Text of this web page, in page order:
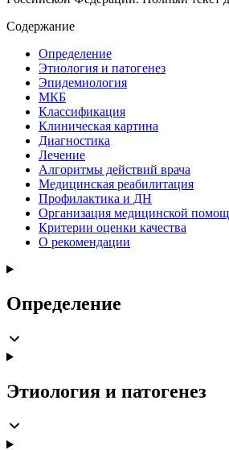
Содержание
Определение
Этиология и патогенез
Эпидемиология
МКБ
Классификация
Клиническая картина
Диагностика
Лечение
Алгоритмы действий врача
Медицинская реабилитация
Профилактика и ДН
Организация медицинской
Критерии оценки качества
О рекомендации
Определение
Этиология и патогенез